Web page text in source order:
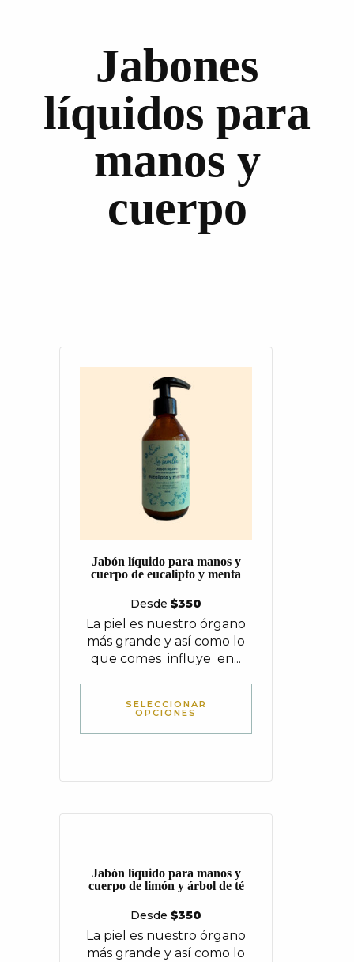
Jabones
líquidos para
manos y
cuerpo
Jabón líquido para manos y
cuerpo de eucalipto y menta
Desde $350
La piel es nuestro órgano
más grande y así como lo
que comes influye en...
SELECCIONAR
OPCIONES
Jabón líquido para manos y
cuerpo de limón y árbol de té
Desde $350
La piel es nuestro órgano
más grande y así como lo